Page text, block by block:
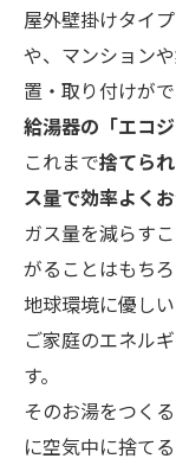
屋外壁掛けタイ
や、マンション
置・取り付けがで
給湯器の「エコ
これまで捨てら
ス量で効率よく
ガス量を減らす
がることはもちろ
地球環境に優し
ご家庭のエネル
す。
そのお湯をつく
に空気中に捨て